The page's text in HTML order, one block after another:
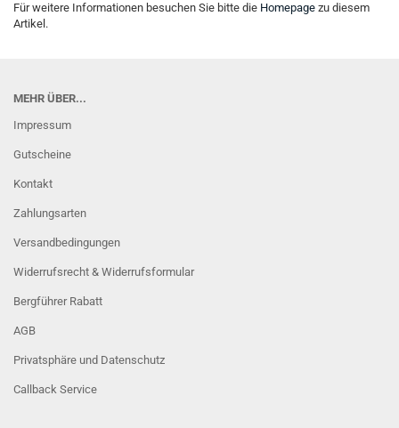
Für weitere Informationen besuchen Sie bitte die Homepage zu diesem
Artikel.
MEHR ÜBER...
Impressum
Gutscheine
Kontakt
Zahlungsarten
Versandbedingungen
Widerrufsrecht & Widerrufsformular
Bergführer Rabatt
AGB
Privatsphäre und Datenschutz
Callback Service